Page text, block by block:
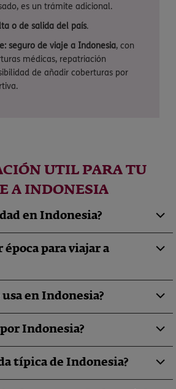
es un trámite adicional.
o de salida del país.
seguro de viaje a Indonesia, con
médicas, repatriación
de añadir coberturas por
UTIL PARA TU
A INDONESIA
en Indonesia?
época para viajar a
usa en Indonesia?
Indonesia?
típica de Indonesia?